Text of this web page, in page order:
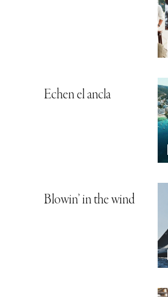
Echen el ancla
Blowin’ in the wind